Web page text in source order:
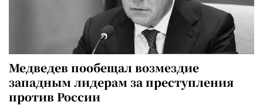
Медведев пообещал возмездие
западным лидерам за преступления
против России